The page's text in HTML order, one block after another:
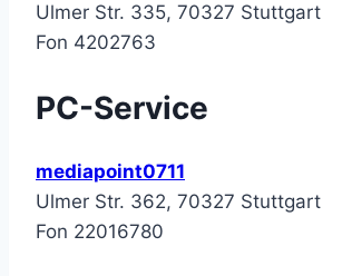
Ulmer Str. 335, 70327 Stuttgart
Fon 4202763
PC-Service
mediapoint0711
Ulmer Str. 362, 70327 Stuttgart
Fon 22016780